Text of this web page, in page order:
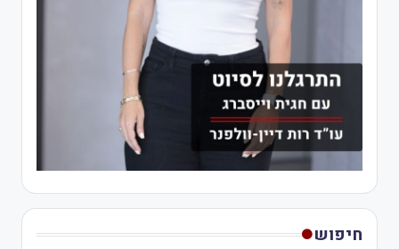
חיפוש